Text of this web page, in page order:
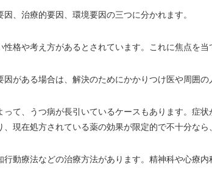
、治療的要因、環境要因の三つに分かれます。
格や考え方があるとされています。これに焦点を当
がある場合は、解決のためにかかりつけ医や周囲の
て、うつ病が長引いているケースもあります。症
現在処方されている薬の効果が限定的で不十分なら
動療法などの治療方法があります。精神科や心療内